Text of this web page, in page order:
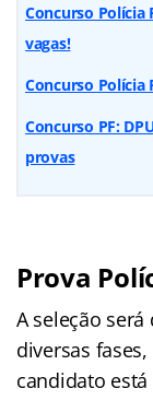
Concurso Polícia
vagas!
Concurso Polícia
Concurso PF:
provas
Prova
A seleção
diversas
candidato